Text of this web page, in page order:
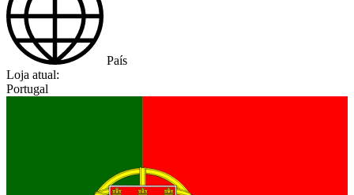
País
Loja atual:
Portugal